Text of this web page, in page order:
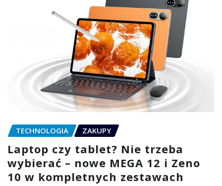
TECHNOLOGIA ZAKUPY
Laptop czy tablet? Nie trzeba
wybierać – nowe MEGA 12 i Zeno
10 w kompletnych zestawach